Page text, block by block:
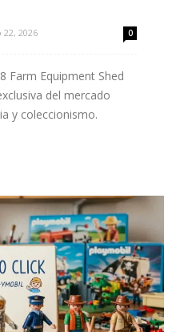
22, 2026 0
Farm Equipment Shed
del mercado
y coleccionismo.